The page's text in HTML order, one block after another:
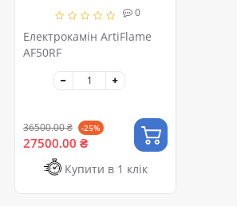
0
Електрокамін ArtiFlame
AF50RF
36500.00 ₴ -25%
27500.00 ₴
Купити в 1 клік